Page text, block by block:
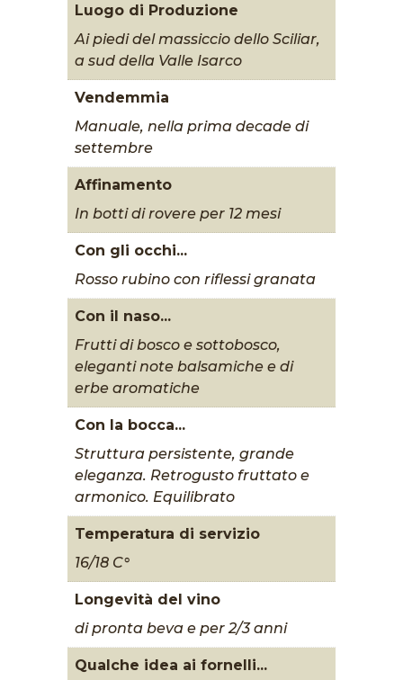
Luogo di Produzione
Ai piedi del massiccio dello Sciliar,
a sud della Valle Isarco
Vendemmia
Manuale, nella prima decade di
settembre
Affinamento
In botti di rovere per 12 mesi
Con gli occhi...
Rosso rubino con riflessi granata
Con il naso...
Frutti di bosco e sottobosco,
eleganti note balsamiche e di
erbe aromatiche
Con la bocca...
Struttura persistente, grande
eleganza. Retrogusto fruttato e
armonico. Equilibrato
Temperatura di servizio
16/18 C°
Longevità del vino
di pronta beva e per 2/3 anni
Qualche idea ai fornelli...